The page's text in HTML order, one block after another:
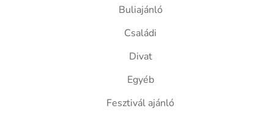
Buliajánló
Családi
Divat
Egyéb
Fesztivál ajánló